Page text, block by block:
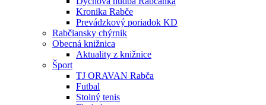
Kronika Rabče
Prevádzkový poriadok KD
Rabčiansky chýrnik
Obecná knižnica
Aktuality z knižnice
Šport
TJ ORAVAN Rabča
Futbal
Stolný tenis